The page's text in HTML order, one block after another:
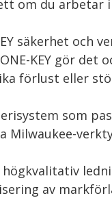
om du arbetar
säkerhet
KEY gör
förlust eller
som
Milwaukee-
högkvalitativ
av